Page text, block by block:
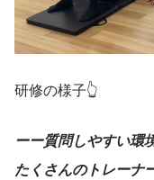
研修の様子👆
ーー質問しやすい環
たくさんのトレーナ